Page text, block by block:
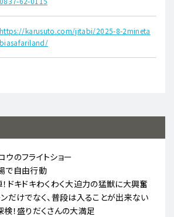
https://karusuto.com/jitabi/2025-8-2mineta
biasafariland/
のフライトショー
で自由行動
ドキドキわくわく大迫力の猛獣に大興奮
だけでなく、普段は入ることが出来ない
！盛りだくさんの大満足